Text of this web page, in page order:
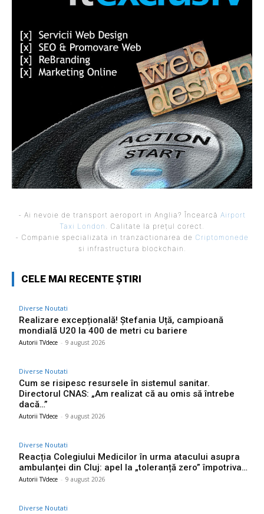
- Ai nevoie de transport aeroport in Anglia? Încearcă Airport
Taxi London . Calitate la prețul corect.
- Companie specializata in tranzactionarea de Criptomonede
si infrastructura blockchain.
CELE MAI RECENTE ȘTIRI
Diverse Noutati
Realizare excepțională! Ștefania Uță, campioană
mondială U20 la 400 de metri cu bariere
Autorii TVdece - 9 august 2026
Diverse Noutati
Cum se risipesc resursele în sistemul sanitar.
Directorul CNAS: „Am realizat că au omis să întrebe
dacă…”
Autorii TVdece - 9 august 2026
Diverse Noutati
Reacția Colegiului Medicilor în urma atacului asupra
ambulanței din Cluj: apel la „toleranță zero” împotriva…
Autorii TVdece - 9 august 2026
Diverse Noutati